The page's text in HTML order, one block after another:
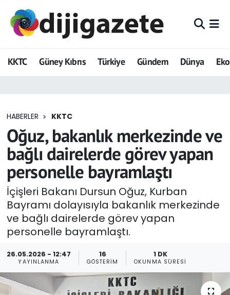
KKTC Güney Kıbrıs Türkiye Gündem Dünya
HABERLER KKTC
Oğuz, bakanlık merkezinde ve
bağlı dairelerde görev yapan
personelle bayramlaştı
İçişleri Bakanı Dursun Oğuz, Kurban
Bayramı dolayısıyla bakanlık merkezinde
ve bağlı dairelerde görev yapan
personelle bayramlaştı.
26.05.2026 - 12:47
YAYINLANMA
16
GÖSTERIM
1 DK
OKUNMA SÜRESI
ADVERTORIAL
Dijigazete
Eğitim
Ekonomi
Foto Galeri
GEZİ
Güncel
Gündem
KKTC
Hava Durumu
Trafik Durumu
Tüm Manşetler
Son Dakika Haberleri
Haber Arşivi